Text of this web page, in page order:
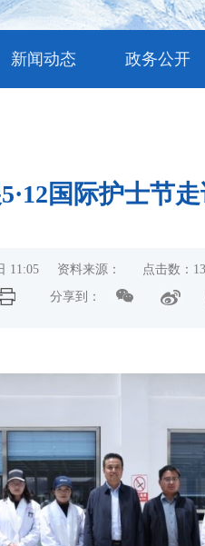
新闻动态 政务公开
国际护士节
日 11:05 资料来源： 点击数：
分享到：